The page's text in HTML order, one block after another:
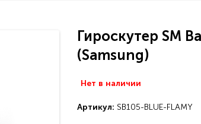
Гироскутер SM
(Samsung)
Нет в наличии
Артикул: SB105-BLUE-FLAMY